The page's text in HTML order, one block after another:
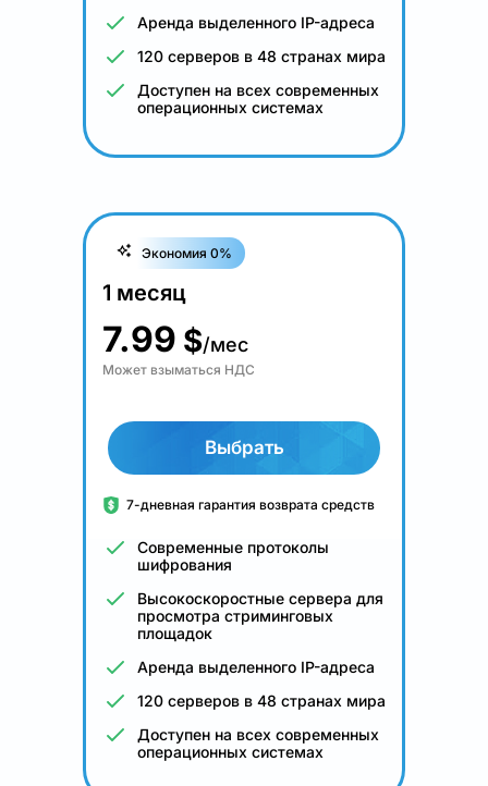
Аренда выделенного IP-адреса
120 серверов в 48 странах мира
Доступен на всех современных
операционных системах
Экономия 0%
1 месяц
7.99 $/мес
Может взыматься НДС
Выбрать
7-дневная гарантия возврата средств
Современные протоколы
шифрования
Высокоскоростные сервера для
просмотра стриминговых
площадок
Аренда выделенного IP-адреса
120 серверов в 48 странах мира
Доступен на всех современных
операционных системах